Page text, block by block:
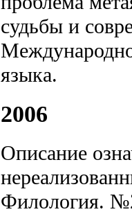
судьбы и
языка.
2006
Описание
Филология.